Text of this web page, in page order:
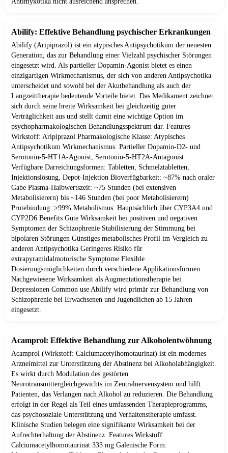
Abilify: Effektive Behandlung psychischer Erkrankungen
Abilify (Aripiprazol) ist ein atypisches Antipsychotikum der neuesten
Generation, das zur Behandlung einer Vielzahl psychischer Störungen
eingesetzt wird. Als partieller Dopamin-Agonist bietet es einen
einzigartigen Wirkmechanismus, der sich von anderen Antipsychotika
unterscheidet und sowohl bei der Akutbehandlung als auch der
Langzeittherapie bedeutende Vorteile bietet. Das Medikament zeichnet
sich durch seine breite Wirksamkeit bei gleichzeitig guter
Verträglichkeit aus und stellt damit eine wichtige Option im
psychopharmakologischen Behandlungsspektrum dar. Features
Wirkstoff: Aripiprazol Pharmakologische Klasse: Atypisches
Antipsychotikum Wirkmechanismus: Partieller Dopamin-D2- und
Serotonin-5-HT1A-Agonist, Serotonin-5-HT2A-Antagonist
Verfügbare Darreichungsformen: Tabletten, Schmelztabletten,
Injektionslösung, Depot-Injektion Bioverfügbarkeit: ~87% nach oraler
Gabe Plasma-Halbwertszeit: ~75 Stunden (bei extensiven
Metabolisierern) bis ~146 Stunden (bei poor Metabolisierern)
Protebindung: >99% Metabolismus: Hauptsächlich über CYP3A4 und
CYP2D6 Benefits Gute Wirksamkeit bei positiven und negativen
Symptomen der Schizophrenie Stabilisierung der Stimmung bei
bipolaren Störungen Günstiges metabolisches Profil im Vergleich zu
anderen Antipsychotika Geringeres Risiko für
extrapyramidalmotorische Symptome Flexible
Dosierungsmöglichkeiten durch verschiedene Applikationsformen
Nachgewiesene Wirksamkeit als Augmentationstherapie bei
Depressionen Common use Abilify wird primär zur Behandlung von
Schizophrenie bei Erwachsenen und Jugendlichen ab 15 Jahren
eingesetzt.
Acamprol: Effektive Behandlung zur Alkoholentwöhnung
Acamprol (Wirkstoff: Calciumacetylhomotaurinat) ist ein modernes
Arzneimittel zur Unterstützung der Abstinenz bei Alkoholabhängigkeit.
Es wirkt durch Modulation des gestörten
Neurotransmittergleichgewichts im Zentralnervensystem und hilft
Patienten, das Verlangen nach Alkohol zu reduzieren. Die Behandlung
erfolgt in der Regel als Teil eines umfassenden Therapieprogramms,
das psychosoziale Unterstützung und Verhaltenstherapie umfasst.
Klinische Studien belegen eine signifikante Wirksamkeit bei der
Aufrechterhaltung der Abstinenz. Features Wirkstoff:
Calciumacetylhomotaurinat 333 mg Galenische Form: